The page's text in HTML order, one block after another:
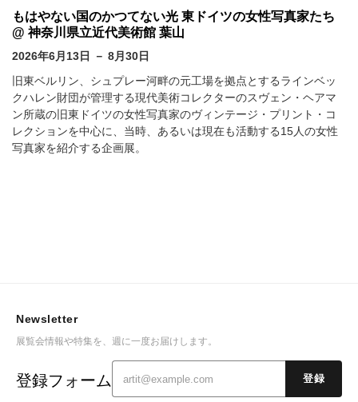
もはやない国のかつてない光 東ドイツの女性写真家たち
@ 神奈川県立近代美術館 葉山
2026年6月13日 － 8月30日
旧東ベルリン、シュプレー河畔の元工場を拠点とするラインベッ
クハレン財団が管理する現代美術コレクターのスヴェン・ヘアマ
ン所蔵の旧東ドイツの女性写真家のヴィンテージ・プリント・コ
レクションを中心に、当時、あるいは現在も活動する15人の女性
写真家を紹介する企画展。
Newsletter
展覧会情報や特集を、週に一度お届けします。
登録フォーム 登録